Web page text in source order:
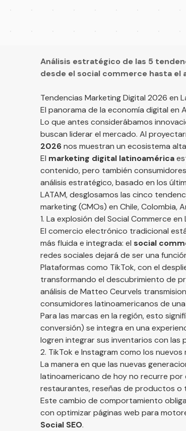
Análisis estratégico de las 5
desde el social commerce hasta el
Tendencias Marketing Digital 2026 en
El panorama de la economía digital en
Lo que antes considerábamos
buscan liderar el mercado. Al
2026nos muestran un ecosistema
El marketing digital latinoamérica
contenido, pero también
análisis estratégico, basado en los
LATAM, desglosamos las cinco
marketing (CMOs) en Chile, Colombia,
1. La explosión del Social Commerce
El comercio electrónico tradicional
más fluida e integrada: el social
redes sociales dejará de ser una
Plataformas como TikTok, con el
transformando el descubrimiento de
análisis de Matteo Ceurvels
consumidores latinoamericanos de
Para las marcas en la región, esto
conversión) se integra en una
logren integrar sus inventarios con
2. TikTok e Instagram como los
La manera en que las nuevas
latinoamericano de hoy no recurre
restaurantes, reseñas de productos o
Este cambio de comportamiento
con optimizar páginas web para
Social SEO.